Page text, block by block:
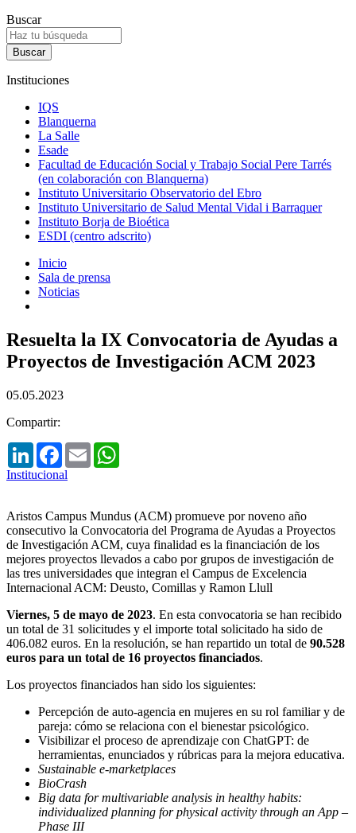
Buscar
Instituciones
IQS
Blanquerna
La Salle
Esade
Facultad de Educación Social y Trabajo Social Pere Tarrés
(en colaboración con Blanquerna)
Instituto Universitario Observatorio del Ebro
Instituto Universitario de Salud Mental Vidal i Barraquer
Instituto Borja de Bioética
ESDI (centro adscrito)
Inicio
Sala de prensa
Noticias
Resuelta la IX Convocatoria de Ayudas a
Proyectos de Investigación ACM 2023
05.05.2023
Compartir:
LinkedInFacebook
Email
Institucional
Aristos Campus Mundus (ACM) promueve por noveno año
consecutivo la Convocatoria del Programa de Ayudas a Proyectos
de Investigación ACM, cuya finalidad es la financiación de los
mejores proyectos llevados a cabo por grupos de investigación de
las tres universidades que integran el Campus de Excelencia
Internacional ACM: Deusto, Comillas y Ramon Llull
Viernes, 5 de mayo de 2023. En esta convocatoria se han recibido
un total de 31 solicitudes y el importe total solicitado ha sido de
406.082 euros. En la resolución, se han repartido un total de 90.528
euros para un total de 16 proyectos financiados.
Los proyectos financiados han sido los siguientes:
Percepción de auto-agencia en mujeres en su rol familiar y de
pareja: cómo se relaciona con el bienestar psicológico.
Visibilizar el proceso de aprendizaje con ChatGPT: de
herramientas, enunciados y rúbricas para la mejora educativa.
Sustainable e-marketplaces
BioCrash
Big data for multivariable analysis in healthy habits:
individualized planning for physical activity through an App –
Phase III